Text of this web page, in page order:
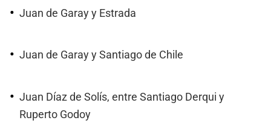
Juan de Garay y Estrada
Juan de Garay y Santiago de Chile
Juan Díaz de Solís, entre Santiago Derqui y
Ruperto Godoy